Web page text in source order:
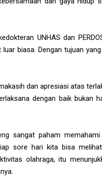
UNHAS dan
biasa. Dengan tujuan
dan apresiasi atas
dengan baik bukan
sangat paham
sore hari kita bisa
olahraga, itu